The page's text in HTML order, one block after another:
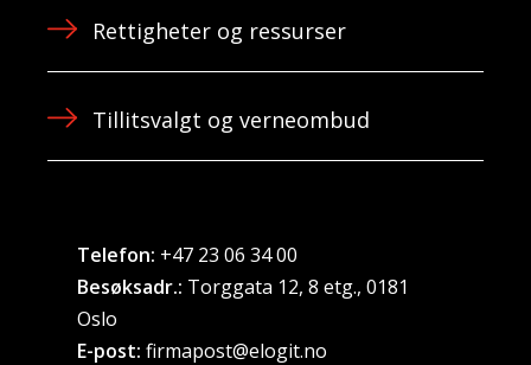
Rettigheter og ressurser
Tillitsvalgt og verneombud
Telefon: +47 23 06 34 00
Besøksadr.: Torggata 12, 8 etg., 0181
Oslo
E-post: firmapost@elogit.no